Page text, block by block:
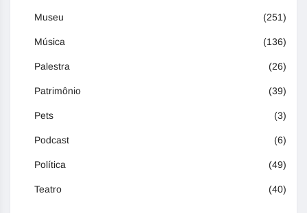
Museu (251)
Música (136)
Palestra (26)
Patrimônio (39)
Pets (3)
Podcast (6)
Política (49)
Teatro (40)